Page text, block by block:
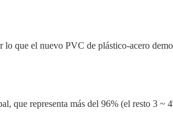
que el nuevo PVC de plástico-acero
representa más del 96% (el resto 3 ~